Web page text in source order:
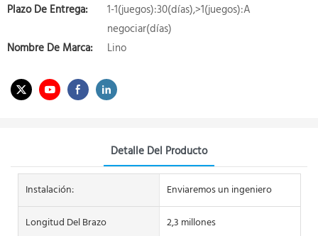
Plazo De Entrega:
1-1(juegos):30(días),>1(juegos):A
negociar(días)
Nombre De Marca:
Lino
Detalle Del Producto
Instalación:
Enviaremos un ingeniero
Longitud Del Brazo
2,3 millones